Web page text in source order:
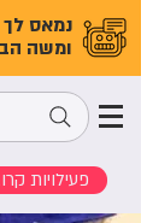
נמאס
ומשה
פעילויות